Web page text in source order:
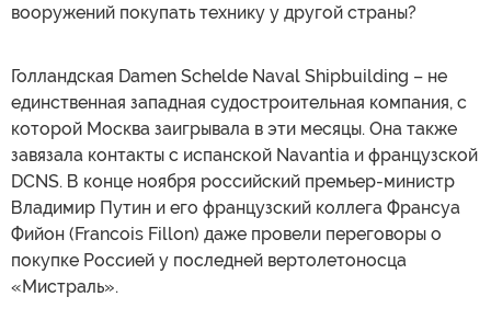
вооружений покупать технику у другой страны?
Голландская Damen Schelde Naval Shipbuilding – не
единственная западная судостроительная компания, с
которой Москва заигрывала в эти месяцы. Она также
завязала контакты с испанской Navantia и французской
DCNS. В конце ноября российский премьер-министр
Владимир Путин и его французский коллега Франсуа
Фийон (Francois Fillon) даже провели переговоры о
покупке Россией у последней вертолетоносца
«Мистраль».